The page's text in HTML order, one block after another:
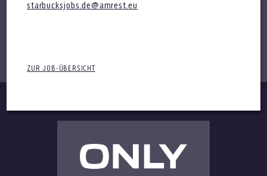
starbucksjobs.de@amrest.eu
ZUR JOB-ÜBERSICHT